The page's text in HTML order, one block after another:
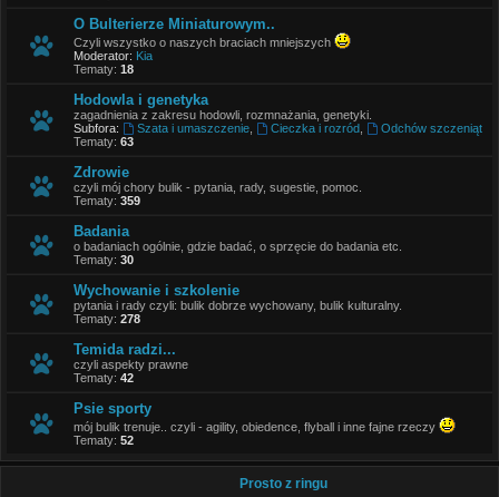
O Bulterierze Miniaturowym..
Czyli wszystko o naszych braciach mniejszych
Moderator: Kia
Tematy: 18
Hodowla i genetyka
zagadnienia z zakresu hodowli, rozmnażania, genetyki.
Subfora:
Szata i umaszczenie, Cieczka i rozród,
Odchów szczeniąt
Tematy: 63
Zdrowie
czyli mój chory bulik - pytania, rady, sugestie, pomoc.
Tematy: 359
Badania
o badaniach ogólnie, gdzie badać, o sprzęcie do badania etc.
Tematy: 30
Wychowanie i szkolenie
pytania i rady czyli: bulik dobrze wychowany, bulik kulturalny.
Tematy: 278
Temida radzi...
czyli aspekty prawne
Tematy: 42
Psie sporty
mój bulik trenuje.. czyli - agility, obiedence, flyball i inne fajne rzeczy
Tematy: 52
Prosto z ringu